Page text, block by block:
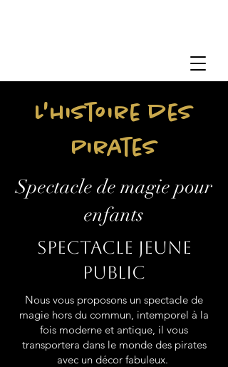
L'histoire des
Pirates
Spectacle de magie pour
enfants
Spectacle jeune
public
Nous vous proposons un spectacle de
magie hors du commun, intemporel à la
fois moderne et antique, il vous
transportera dans le monde des pirates
avec un décor fabuleux.